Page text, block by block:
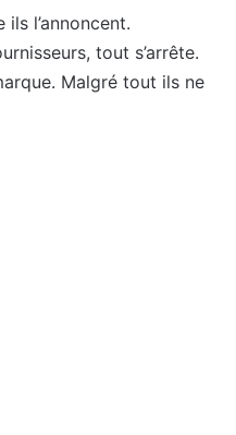
l’annoncent.
tout s’arrête.
Malgré tout ils ne